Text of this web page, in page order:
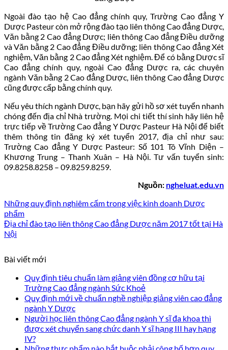
Ngoài đào tạo hệ Cao đẳng chính quy, Trường Cao đẳng Y
Dược Pasteur còn mở rộng đào tạo liên thông Cao đẳng Dược,
Văn bằng 2 Cao đẳng Dược; liên thông Cao đẳng Điều dưỡng
và Văn bằng 2 Cao đẳng Điều dưỡng; liên thông Cao đẳng Xét
nghiệm, Văn bằng 2 Cao đẳng Xét nghiệm. Để có bằng Dược sĩ
Cao đẳng chính quy, ngoài Cao đẳng Dược ra, các chuyên
ngành Văn bằng 2 Cao đẳng Dược, liên thông Cao đẳng Dược
cũng được cấp bằng chính quy.
Nếu yêu thích ngành Dược, bạn hãy gửi hồ sơ xét tuyển nhanh
chóng đến địa chỉ Nhà trường. Mọi chi tiết thí sinh hãy liên hệ
trực tiếp về Trường Cao đẳng Y Dược Pasteur Hà Nội để biết
thêm thông tin đăng ký xét tuyển 2017, địa chỉ như sau:
Trường Cao đẳng Y Dược Pasteur: Số 101 Tô Vĩnh Diện –
Khương Trung – Thanh Xuân – Hà Nội. Tư vấn tuyển sinh:
09.8258.8258 – 09.8259.8259.
Nguồn: ngheluat.edu.vn
Những quy định nghiêm cấm trong việc kinh doanh Dược
phẩm
Địa chỉ đào tạo liên thông Cao đẳng Dược năm 2017 tốt tại Hà
Nội
Bài viết mới
Quy định tiêu chuẩn làm giảng viên đồng cơ hữu tại
Trường Cao đẳng ngành Sức Khoẻ
Quy định mới về chuẩn nghề nghiệp giảng viên cao đẳng
ngành Y Dược
Người học liên thông Cao đẳng ngành Y sĩ đa khoa thì
được xét chuyển sang chức danh Y sĩ hạng III hay hạng
IV?